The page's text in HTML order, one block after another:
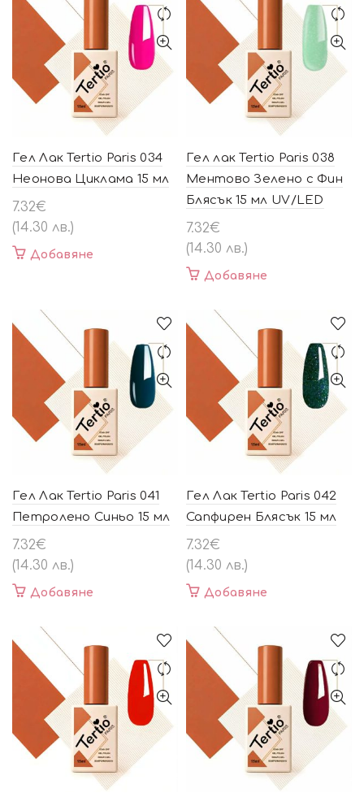
Гел Лак Tertio Paris 034
Неонова Циклама 15 мл
7.32€
(14.30 лв.)
Добавяне
Гел лак Tertio Paris 038
Ментово Зелено с Фин
Блясък 15 мл UV/LED
7.32€
(14.30 лв.)
Добавяне
Гел Лак Tertio Paris 041
Петролено Синьо 15 мл
7.32€
(14.30 лв.)
Добавяне
Гел Лак Tertio Paris 042
Сапфирен Блясък 15 мл
7.32€
(14.30 лв.)
Добавяне